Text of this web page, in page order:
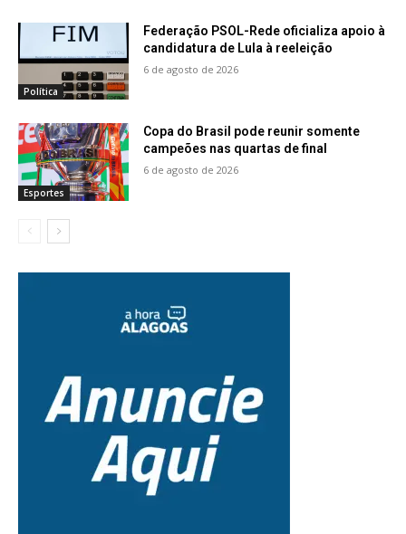
Política
Federação PSOL-Rede oficializa apoio à
candidatura de Lula à reeleição
6 de agosto de 2026
Esportes
Copa do Brasil pode reunir somente
campeões nas quartas de final
6 de agosto de 2026